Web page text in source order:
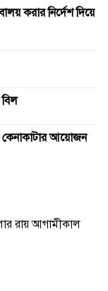
করার নির্দেশ দিয়ে
কেনাকাটার আয়োজন
যোগাযোগ
রায় আগামীকাল